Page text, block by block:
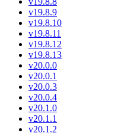
v19.8.9
v19.8.10
v19.8.11
v19.8.12
v19.8.13
v20.0.0
v20.0.1
v20.0.3
v20.0.4
v20.1.0
v20.1.1
v20.1.2